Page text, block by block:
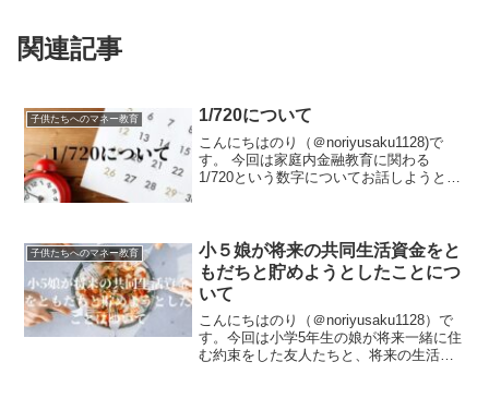
関連記事
子供たちへのマネー教育 1/720について
こんにちはのり（＠noriyusaku1128)で
す。 今回は家庭内金融教育に関わる
1/720という数字についてお話しようと思
に...
子供たちへのマネー教育
小５娘が将来の共同生活資金をと
もだちと貯めようとしたことにつ
いて
こんにちはのり（＠noriyusaku1128）で
す。今回は小学5年生の娘が将来一緒に住
む約束をした友人たちと、将来の生活資